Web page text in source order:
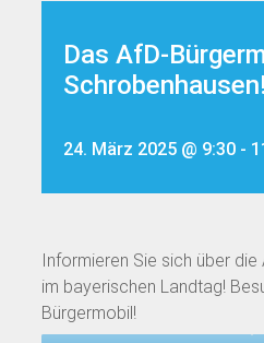
Das AfD-
Schrobenhausen!
24. März 2025 @ 9:30 -
Informieren Sie sich über
im bayerischen Landtag!
Bürgermobil!